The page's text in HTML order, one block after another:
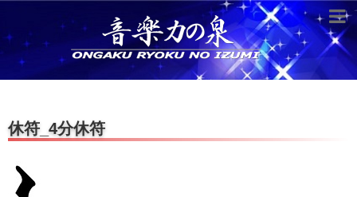
休符_4分休符
超役立つ知識／雑学
knowledge
音のしくみ
作曲技術
compose Tech